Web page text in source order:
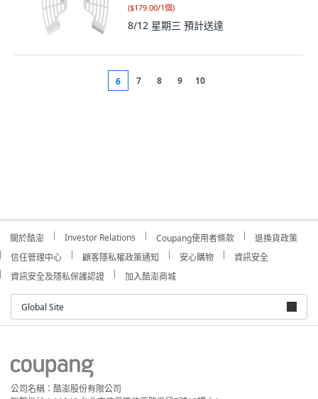
($179.00/1個)
8/12 星期三 預計送達
6 7 8 9 10
關於酷澎 Investor Relations Coupang使用者條款
退換貨政策
信任管理中心
顧客隱私權政策通知 安心購物
資訊安全
資訊安全及隱私保護認證
加入酷澎商城
Global Site
公司名稱：酷澎股份有限公司